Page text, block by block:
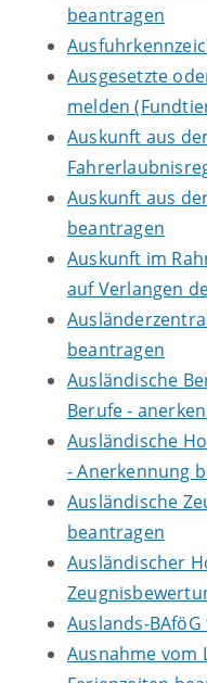
beantragen
Ausgesetzte
melden
Auskunft aus
Auskunft aus
beantragen
Auskunft im
auf Verlangen
beantragen
Ausländische
Berufe -
Ausländische
- Anerkennung
Ausländische
beantragen
Ausländischer
Auslands-
Ausnahme vom